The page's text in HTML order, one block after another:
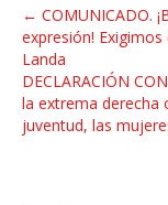
← COMUNICADO.
expresión!
Landa
DECLARACIÓN
la extrema derecha
juventud, las